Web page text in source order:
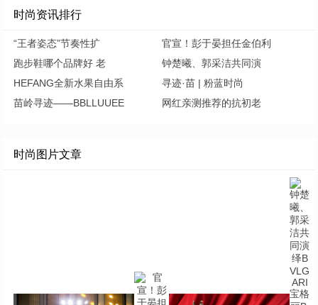
时尚资讯排行
“王者姿态”节奏性扩
官宣！彭于晏担任金伯利
跑步鞋哪个品牌好 老
钟楚曦、郭采洁共同演
HEFANG全新水果自由系
寻迹·苗 | 粉蓝时尚
苗岭寻迹——BBLLUUEE
网红亲测推荐的抗初老
时尚图片文章